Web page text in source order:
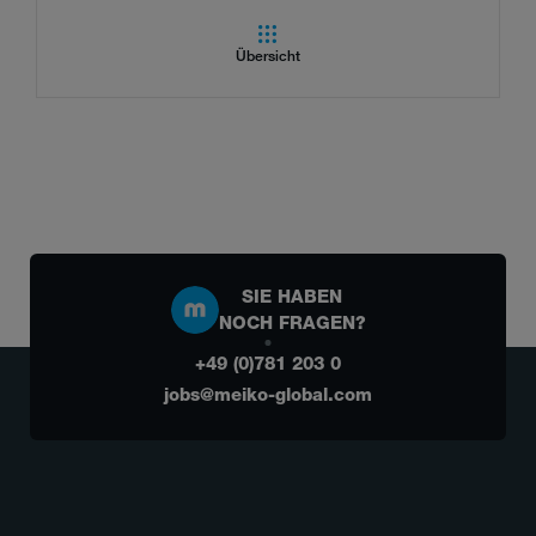
Übersicht
SIE HABEN
NOCH FRAGEN?
+49 (0)781 203 0
jobs@meiko-global.com